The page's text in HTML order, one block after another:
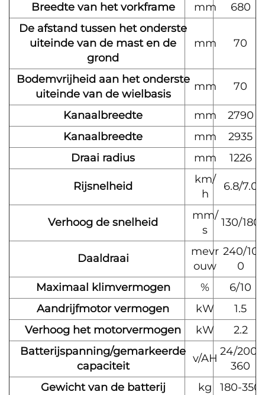
Breedte van het vorkframe
mm
680
De afstand tussen het onderste
uiteinde van de mast en de
grond
mm 70
Bodemvrijheid aan het onderste
uiteinde van de wielbasis
mm 70
Kanaalbreedte mm
2790
Kanaalbreedte
mm
2935
Draai radius
mm 1226
Rijsnelheid
km/
h
6.8/7.0
Verhoog de snelheid
mm/
s
130/180
Daaldraai
mevr
ouw
240/10
0
Maximaal klimvermogen
%
6/10
Aandrijfmotor vermogen
kW
1.5
Verhoog het motorvermogen
kW
2.2
Batterijspanning/gemarkeerde
capaciteit
v/AH
24/200-
360
Gewicht van de batterij
kg
180-350